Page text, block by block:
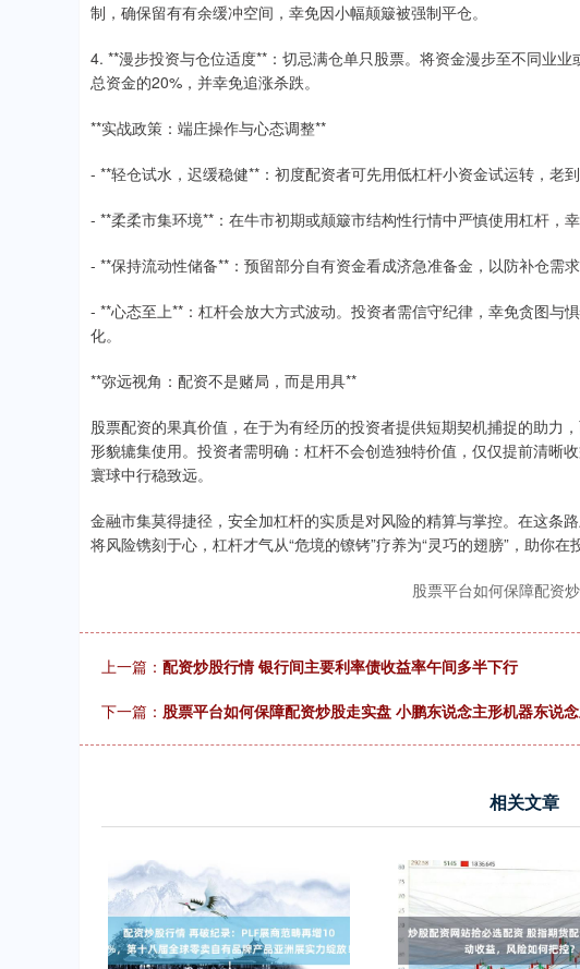
制，确保留有有余缓冲空间，幸免因小幅颠簸被强制平仓。
4. **漫步投资与仓位适度**：切忌满仓单只股票。将资金漫步至不同业
总资金的20%，并幸免追涨杀跌。
**实战政策：端庄操作与心态调整**
- **轻仓试水，迟缓稳健**：初度配资者可先用低杠杆小资金试运转，老
- **柔柔市集环境**：在牛市初期或颠簸市结构性行情中严慎使用杠杆，
- **保持流动性储备**：预留部分自有资金看成济急准备金，以防补仓需求
- **心态至上**：杠杆会放大方式波动。投资者需信守纪律，幸免贪图与
化。
**弥远视角：配资不是赌局，而是用具**
股票配资的果真价值，在于为有经历的投资者提供短期契机捕捉的助力
形貌辘集使用。投资者需明确：杠杆不会创造独特价值，仅仅提前清晰
寰球中行稳致远。
金融市集莫得捷径，安全加杠杆的实质是对风险的精算与掌控。在这条
将风险镌刻于心，杠杆才气从“危境的镣铐”疗养为“灵巧的翅膀”，助你在
股票平台如何保障配资
上一篇： 配资炒股行情 银行间主要利率债收益率午间多半下行
下一篇： 股票平台如何保障配资炒股走实盘 小鹏东说念主形机器东说
相关文章